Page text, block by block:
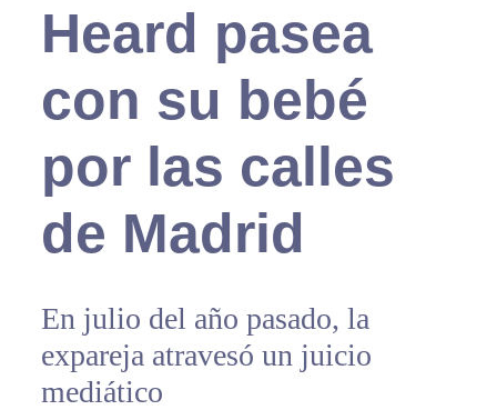
Heard pasea
con su bebé
por las calles
de Madrid
En julio del año pasado, la
expareja atravesó un juicio
mediático